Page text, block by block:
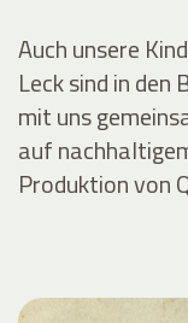
Auch unsere
Leck sind in den
mit uns
auf
Produktion von